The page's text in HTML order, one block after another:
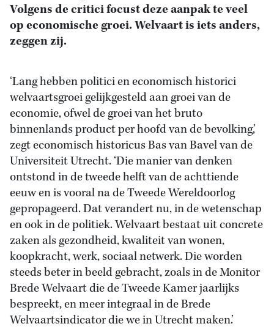
Volgens de critici focust deze aanpak te veel
op economische groei. Welvaart is iets anders,
zeggen zij.
‘Lang hebben politici en economisch historici
welvaartsgroei gelijkgesteld aan groei van de
economie, ofwel de groei van het bruto
binnenlands product per hoofd van de bevolking,’
zegt economisch historicus Bas van Bavel van de
Universiteit Utrecht. ‘Die manier van denken
ontstond in de tweede helft van de achttiende
eeuw en is vooral na de Tweede Wereldoorlog
gepropageerd. Dat verandert nu, in de wetenschap
en ook in de politiek. Welvaart bestaat uit concrete
zaken als gezondheid, kwaliteit van wonen,
koopkracht, werk, sociaal netwerk. Die worden
steeds beter in beeld gebracht, zoals in de Monitor
Brede Welvaart die de Tweede Kamer jaarlijks
bespreekt, en meer integraal in de Brede
Welvaartsindicator die we in Utrecht maken.’